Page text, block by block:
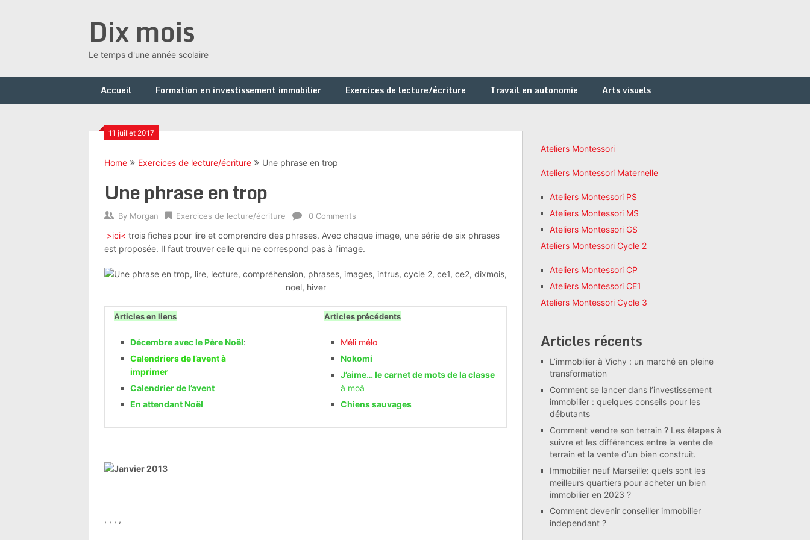
Dix mois
Le temps d'une année scolaire
Accueil Formation en investissement immobilier Exercices de lecture/écriture Travail en autonomie Arts visuels
11 juillet 2017
Home Exercices de lecture/écriture Une phrase en trop
Une phrase en trop
By Morgan Exercices de lecture/écriture 0 Comments
>ici< trois fiches pour lire et comprendre des phrases. Avec chaque image, une série de six phrases
est proposée. Il faut trouver celle qui ne correspond pas à l’image.
Articles en liens
Décembre avec le Père Noël:
Calendriers de l’avent à
imprimer
Calendrier de l’avent
En attendant Noël
Articles précédents
Méli mélo
Nokomi
J’aime… le carnet de mots de la classe
à moâ
Chiens sauvages
, , , ,
Ateliers Montessori
Ateliers Montessori Maternelle
Ateliers Montessori PS
Ateliers Montessori MS
Ateliers Montessori GS
Ateliers Montessori Cycle 2
Ateliers Montessori CP
Ateliers Montessori CE1
Ateliers Montessori Cycle 3
Articles récents
L’immobilier à Vichy : un marché en pleine
transformation
Comment se lancer dans l’investissement
immobilier : quelques conseils pour les
débutants
Comment vendre son terrain ? Les étapes à
suivre et les différences entre la vente de
terrain et la vente d’un bien construit.
Immobilier neuf Marseille: quels sont les
meilleurs quartiers pour acheter un bien
immobilier en 2023 ?
Comment devenir conseiller immobilier
independant ?